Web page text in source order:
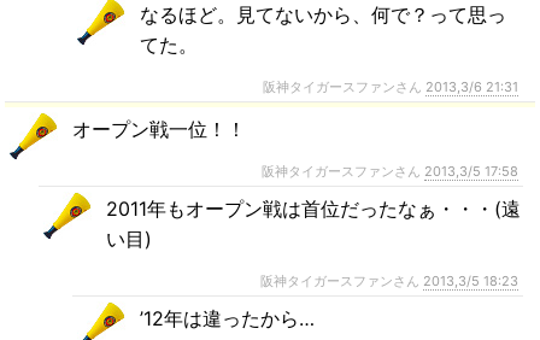
なるほど。見てないから、何で？って思っ
てた。
阪神タイガースファンさん 2013,3/6 21:31
オープン戦一位！！
阪神タイガースファンさん 2013,3/5 17:58
2011年もオープン戦は首位だったなぁ・・・(遠
い目)
阪神タイガースファンさん 2013,3/5 18:23
’12年は違ったから…